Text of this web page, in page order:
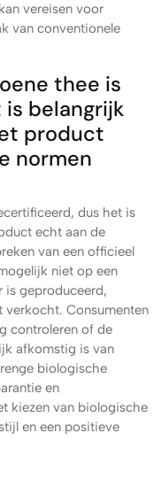
vereisen voor
van conventionele
thee is
belangrijk
product
normen
dus het is
echt aan de
van een officieel
niet op een
is geproduceerd,
verkocht. Consumenten
controleren of de
afkomstig is van
biologische
en
kiezen van biologische
en een positieve